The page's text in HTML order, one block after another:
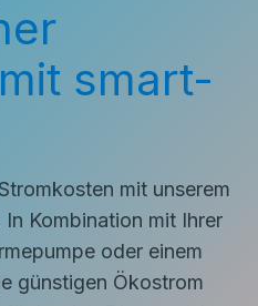
smart-
mit unserem
Kombination mit Ihrer
oder einem
günstigen Ökostrom